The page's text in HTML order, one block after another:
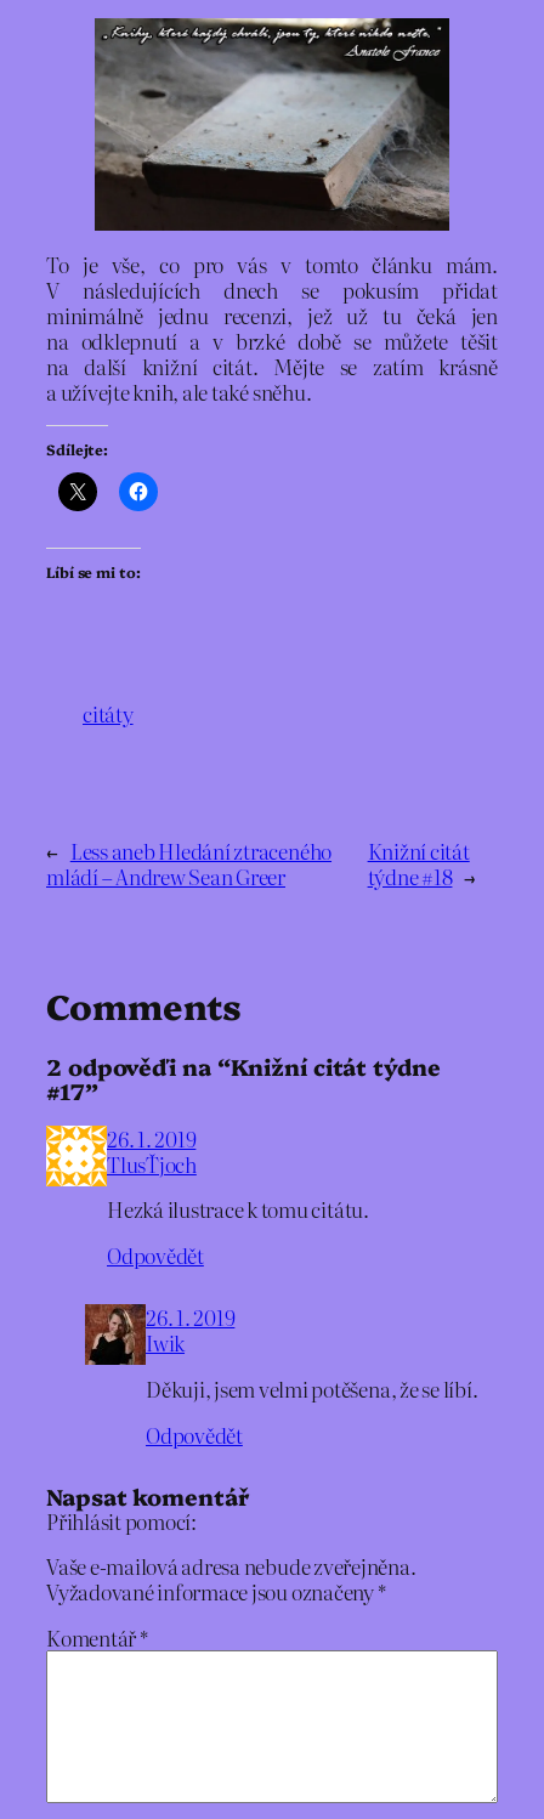
To je vše, co pro vás v tomto článku mám.
V následujících dnech se pokusím přidat
minimálně jednu recenzi, jež už tu čeká jen
na odklepnutí a v brzké době se můžete těšit
na další knižní citát. Mějte se zatím krásně
a užívejte knih, ale také sněhu.
Sdílejte:
Líbí se mi to:
citáty
← Less aneb Hledání ztraceného
mládí – Andrew Sean Greer
Knižní citát
týdne #18 →
Comments
2 odpověďi na “Knižní citát týdne
#17”
26. 1. 2019
TlusŤjoch
Hezká ilustrace k tomu citátu.
Odpovědět
26. 1. 2019
Iwik
Děkuji, jsem velmi potěšena, že se líbí.
Odpovědět
Napsat komentář
Přihlásit pomocí:
Vaše e-mailová adresa nebude zveřejněna.
Vyžadované informace jsou označeny*
Komentář*